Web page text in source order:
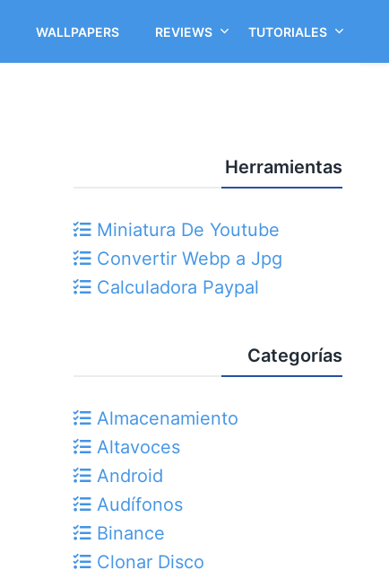
WALLPAPERS REVIEWS TUTORIALES
Herramientas
Miniatura De Youtube
Convertir Webp a Jpg
Calculadora Paypal
Categorías
Almacenamiento
Altavoces
Android
Audífonos
Binance
Clonar Disco